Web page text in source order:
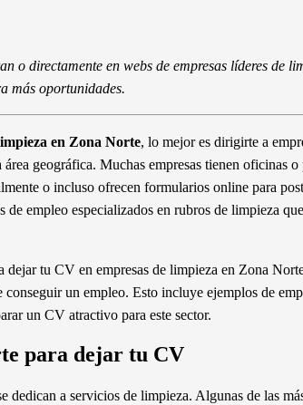
o directamente en webs de empresas líderes de
más oportunidades.
en Zona Norte, lo mejor es dirigirte a
geográfica. Muchas empresas tienen oficinas o
o incluso ofrecen formularios online para
empleo especializados en rubros de limpieza que
dejar tu CV en empresas de limpieza en Zona
un empleo. Esto incluye ejemplos de
un CV atractivo para este sector.
para dejar tu CV
dedican a servicios de limpieza. Algunas de las